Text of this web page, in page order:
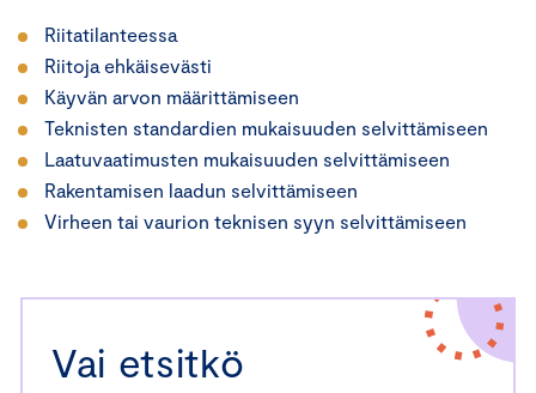
Riitatilanteessa
Riitoja ehkäisevästi
Käyvän arvon määrittämiseen
Teknisten standardien mukaisuuden selvittämiseen
Laatuvaatimusten mukaisuuden selvittämiseen
Rakentamisen laadun selvittämiseen
Virheen tai vaurion teknisen syyn selvittämiseen
Vai etsitkö